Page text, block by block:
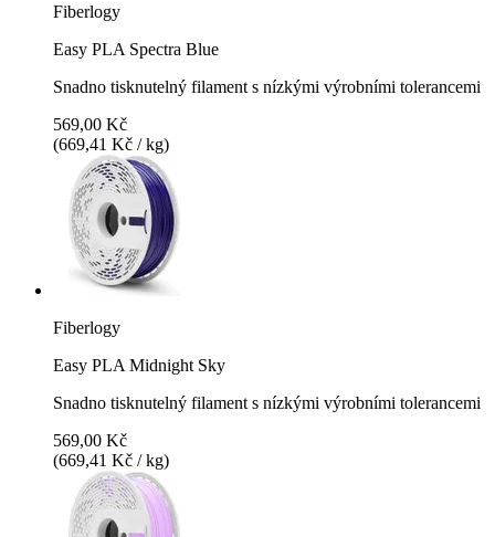
Fiberlogy
Easy PLA Spectra Blue
Snadno tisknutelný filament s nízkými výrobními tolerancemi
569,00 Kč
(669,41 Kč / kg)
Fiberlogy
Easy PLA Midnight Sky
Snadno tisknutelný filament s nízkými výrobními tolerancemi
569,00 Kč
(669,41 Kč / kg)